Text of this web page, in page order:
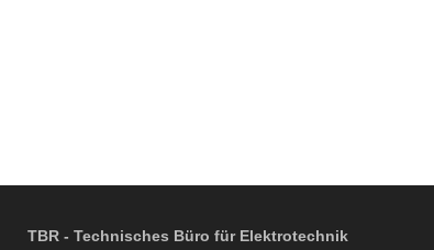
TBR - Technisches Büro für Elektrotechnik